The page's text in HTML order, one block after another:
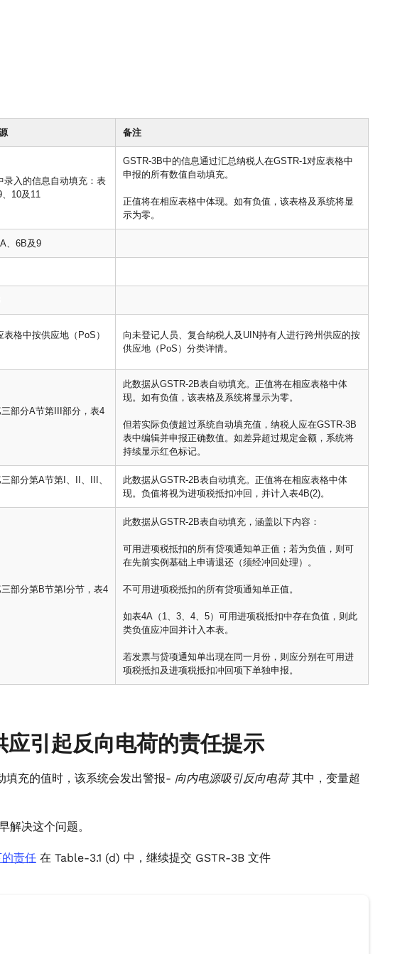
备注
录入的信息自动填充：表
10及11
GSTR-3B中的信息通过汇总纳税人在GSTR-1对应表格中
申报的所有数值自动填充。
正值将在相应表格中体现。如有负值，该表格及系统将显
示为零。
、6B及9
格中按供应地（PoS）
向未登记人员、复合纳税人及UIN持有人进行跨州供应的按
供应地（PoS）分类详情。
部分A节第III部分，表4
此数据从GSTR-2B表自动填充。正值将在相应表格中体
现。如有负值，该表格及系统将显示为零。
但若实际负债超过系统自动填充值，纳税人应在GSTR-3B
表中编辑并申报正确数值。如差异超过规定金额，系统将
持续显示红色标记。
部分第A节第I、II、III、
此数据从GSTR-2B表自动填充。正值将在相应表格中体
现。负值将视为进项税抵扣冲回，并计入表4B(2)。
部分第B节第I分节，表4
此数据从GSTR-2B表自动填充，涵盖以下内容：
可用进项税抵扣的所有贷项通知单正值；若为负值，则可
在先前实例基础上申请退还（须经冲回处理）。
不可用进项税抵扣的所有贷项通知单正值。
如表4A（1、3、4、5）可用进项税抵扣中存在负值，则此
类负值应冲回并计入本表。
若发票与贷项通知单出现在同一月份，则应分别在可用进
项税抵扣及进项税抵扣冲回项下单独申报。
引起反向电荷的责任提示
填充的值时，该系统会发出警报- 向内电源吸引反向电荷其中，变量超
解决这个问题。
责任 在 Table-3.1 (d) 中，继续提交 GSTR-3B 文件